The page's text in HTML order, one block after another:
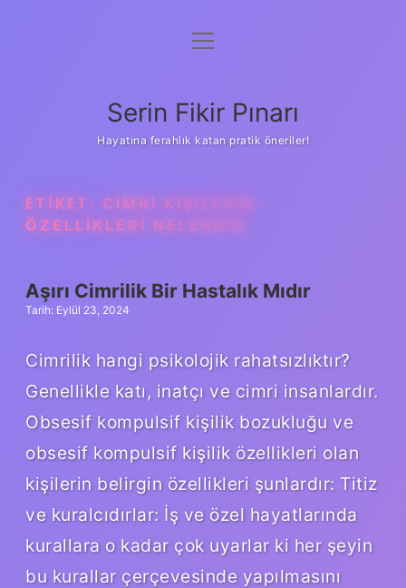
Gizlilik Politikası
Yasal Uyarı
menüyü
Serin Fikir Pınarı
Hayatına ferahlık katan pratik öneriler!
ETIKET: CIMRI KIŞILERIN
ÖZELLIKLERI NELERDIR
Aşırı Cimrilik Bir Hastalık Mıdır
Tarih: Eylül 23, 2024
Cimrilik hangi psikolojik rahatsızlıktır?
Genellikle katı, inatçı ve cimri insanlardır.
Obsesif kompulsif kişilik bozukluğu ve
obsesif kompulsif kişilik özellikleri olan
kişilerin belirgin özellikleri şunlardır: Titiz
ve kuralcıdırlar: İş ve özel hayatlarında
kurallara o kadar çok uyarlar ki her şeyin
bu kurallar çerçevesinde yapılmasını